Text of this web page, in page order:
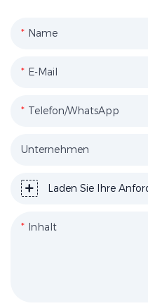
Name
E-Mail
Telefon/WhatsApp
Unternehmen
Laden Sie Ihre
Inhalt